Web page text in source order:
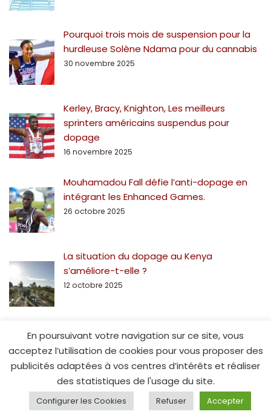
Pourquoi trois mois de suspension pour la
hurdleuse Solène Ndama pour du cannabis
30 novembre 2025
Kerley, Bracy, Knighton, Les meilleurs
sprinters américains suspendus pour
dopage
16 novembre 2025
Mouhamadou Fall défie l’anti-dopage en
intégrant les Enhanced Games.
26 octobre 2025
La situation du dopage au Kenya
s’améliore-t-elle ?
12 octobre 2025
© Spe15.fr - 2014
ACCUEIL
SPE15 CONTACT MENTIONS LÉGALES
En poursuivant votre navigation sur ce site, vous
acceptez l’utilisation de cookies pour vous proposer des
publicités adaptées à vos centres d’intérêts et réaliser
des statistiques de l'usage du site.
Configurer les Cookies Refuser Accepter